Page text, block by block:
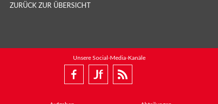
ZURÜCK ZUR ÜBERSICHT
Unsere Social-Media-Kanäle